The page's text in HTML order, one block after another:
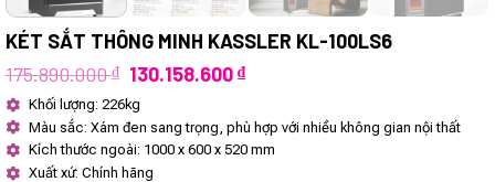
KÉT SẮT THÔNG MINH KASSLER KL-100LS6
175.890.000₫ Giá
là:
175.890.000 ₫.
130.158.600₫Giá
là:
130.158.600 ₫.
Khối lượng: 226kg
Màu sắc: Xám đen sang trọng, phù hợp với nhiều không gian nội thất
Kích thước ngoài: 1000 x 600 x 520 mm
Xuất xứ: Chính hãng